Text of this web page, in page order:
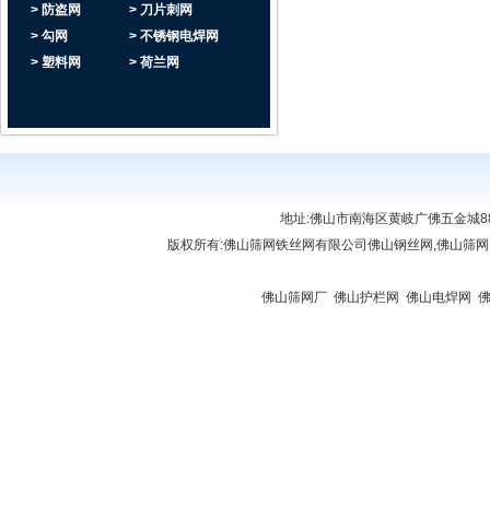
> 防盗网
> 勾网
> 塑料网
> 刀片刺网
> 不锈钢电焊网
> 荷兰网
地址:佛山市南海区黄岐广佛五金
版权所有:佛山筛网铁丝网有限公司 佛山钢丝网,佛山筛
佛山筛网厂 佛山护栏网 佛山电焊网